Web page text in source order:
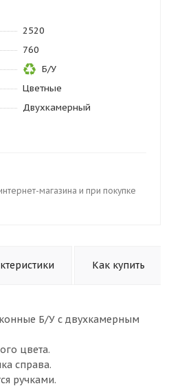
2520
760
Б/У
Цветные
Двухкамерный
магазина и при покупке
Как купить
Б/У с двухкамерным
цвета.
справа.
ручками.